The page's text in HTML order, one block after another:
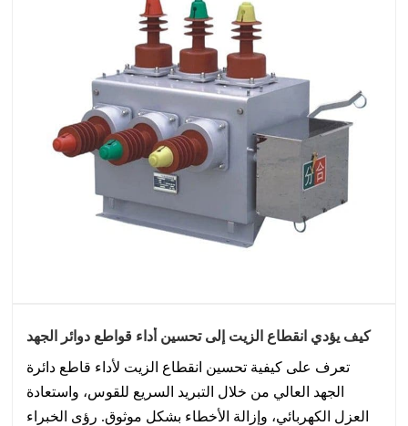
كيف يؤدي انقطاع الزيت إلى تحسين أداء قواطع دوائر الجهد
تعرف على كيفية تحسين انقطاع الزيت لأداء قاطع دائرة
الجهد العالي من خلال التبريد السريع للقوس، واستعادة
العزل الكهربائي، وإزالة الأخطاء بشكل موثوق. رؤى الخبراء